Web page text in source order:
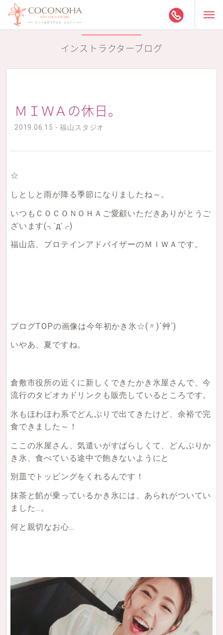
インストラクターブログ
ＭＩＷＡの休日。
2019.06.15 - 福山スタジオ
☆
しとしと雨が降る季節になりましたね～。
いつもＣＯＣＯＮＯＨＡご愛顧いただきありがとうご
ざいます(⌍་д་⌌)
福山店、プロテインアドバイザーのＭＩＷＡです。
ブログTOPの画像は今年初かき氷☆(〃)´艸`)
いやあ、夏ですね。
倉敷市役所の近くに新しくできたかき氷屋さんで、今
流行のタピオカドリンクも販売しているところです。
氷もほわほわ系でどんぶりで出てきたけど、余裕で完
食できました～！
ここの氷屋さん、気遣いがすばらしくて、どんぶりか
き氷、食べている途中で飽きないようにと
別皿でトッピングをくれるんです！
抹茶と餡が乗っているかき氷には、あられがついてい
ました…。
何と親切なお心…